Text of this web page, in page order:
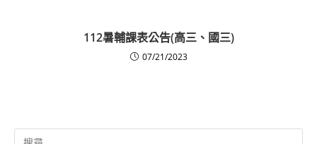
112暑輔課表公告(高三、國三)
07/21/2023
Search